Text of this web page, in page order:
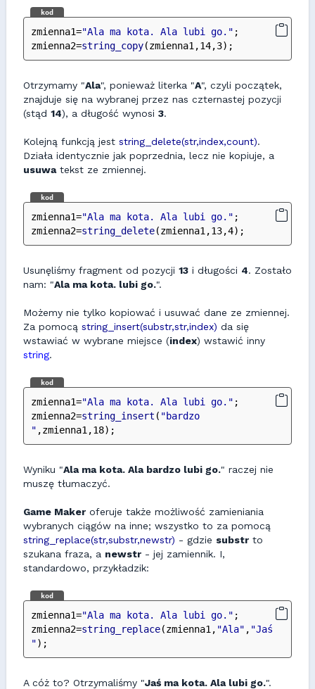
kod
zmienna1="Ala ma kota. Ala lubi go." ;
zmienna2=string_copy(zmienna1,14,3);
Otrzymamy "Ala", ponieważ literka "A", czyli początek,
znajduje się na wybranej przez nas czternastej pozycji
(stąd 14), a długość wynosi 3.
Kolejną funkcją jest string_delete(str,index,count).
Działa identycznie jak poprzednia, lecz nie kopiuje, a
usuwatekst ze zmiennej.
kod
zmienna1="Ala ma kota. Ala lubi go." ;
zmienna2=string_delete(zmienna1,13,4);
Usunęliśmy fragment od pozycji 13 i długości 4. Zostało
nam: "Ala ma kota. lubi go.".
Możemy nie tylko kopiować i usuwać dane ze zmiennej.
Za pomocą string_insert(substr,str,index) da się
wstawiać w wybrane miejsce (index) wstawić inny
string.
kod
zmienna1="Ala ma kota. Ala lubi go." ;
zmienna2=string_insert ( "bardzo
" ,zmienna1,18);
Wyniku "Ala ma kota. Ala bardzo lubi go." raczej nie
muszę tłumaczyć.
Game Maker oferuje także możliwość zamieniania
wybranych ciągów na inne; wszystko to za pomocą
string_replace(str,substr,newstr) - gdzie substr to
szukana fraza, a newstr - jej zamiennik. I,
standardowo, przykładzik:
kod
zmienna1="Ala ma kota. Ala lubi go." ;
zmienna2=string_replace(zmienna1, "Ala" , "Jaś
");
A cóż to? Otrzymaliśmy "Jaś ma kota. Ala lubi go.".